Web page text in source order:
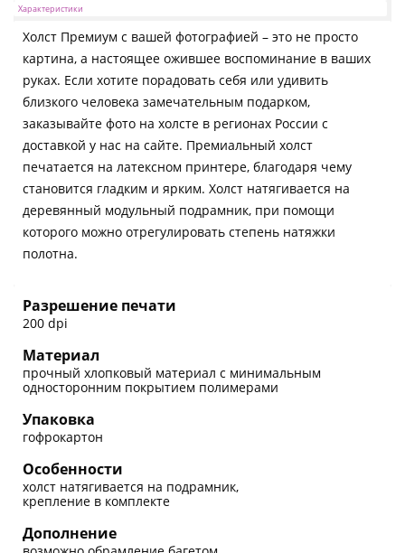
Характеристики
Холст Премиум с вашей фотографией – это не просто
картина, а настоящее ожившее воспоминание в ваших
руках. Если хотите порадовать себя или удивить
близкого человека замечательным подарком,
заказывайте фото на холсте в регионах России с
доставкой у нас на сайте. Премиальный холст
печатается на латексном принтере, благодаря чему
становится гладким и ярким. Холст натягивается на
деревянный модульный подрамник, при помощи
которого можно отрегулировать степень натяжки
полотна.
Разрешение печати
200 dpi
Материал
прочный хлопковый материал с минимальным
односторонним покрытием полимерами
Упаковка
гофрокартон
Особенности
холст натягивается на подрамник,
крепление в комплекте
Дополнение